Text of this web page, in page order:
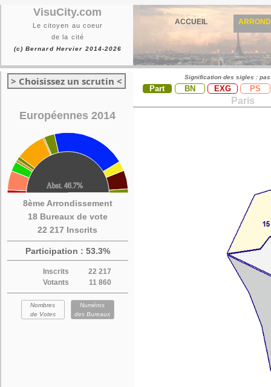
VisuCity.com
Le citoyen au coeur
de la cité
(c) Bernard Hervier 2014-2026
ACCUEIL
> Choisissez un scrutin <
Européennes 2014
8ème Arrondissement
18 Bureaux de vote
22 217 Inscrits
Participation : 53.3%
Inscrits
22 217
Votants
11 860
Nombres
de Votes
Numéros
des Bureaux
Signification des sigles :
Part BN EXG PS
Paris